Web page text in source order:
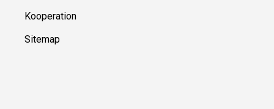
Kooperation
Sitemap